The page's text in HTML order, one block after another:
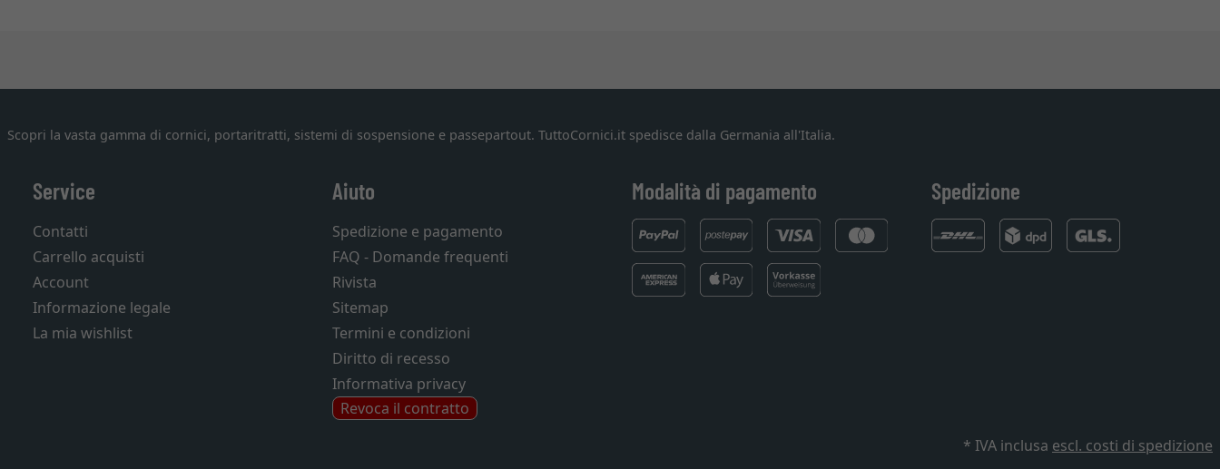
Scopri la vasta gamma di cornici, portaritratti, sistemi di sospensione e passepartout. TuttoCornici.it spedisce dalla Germania all'Italia.
Service
Contatti
Carrello acquisti
Account
Informazione legale
La mia wishlist
Aiuto
Spedizione e pagamento
FAQ - Domande frequenti
Rivista
Sitemap
Termini e condizioni
Diritto di recesso
Informativa privacy
Revoca il contratto
Modalità di pagamento Spedizione
* IVA inclusa escl. costi di spedizione